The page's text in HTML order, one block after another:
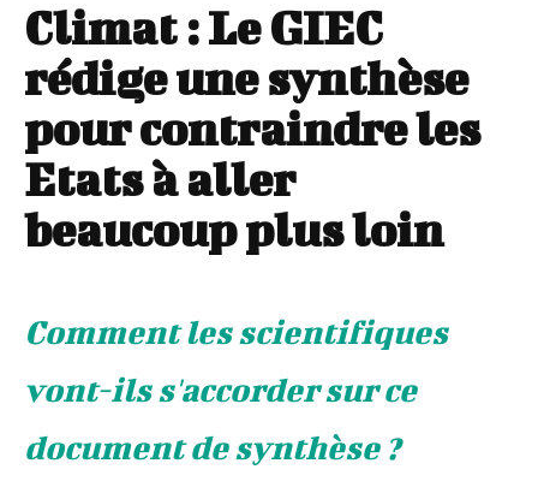
Climat : Le GIEC
rédige une synthèse
pour contraindre les
Etats à aller
beaucoup plus loin
Comment les scientifiques
vont-ils s'accorder sur ce
document de synthèse ?